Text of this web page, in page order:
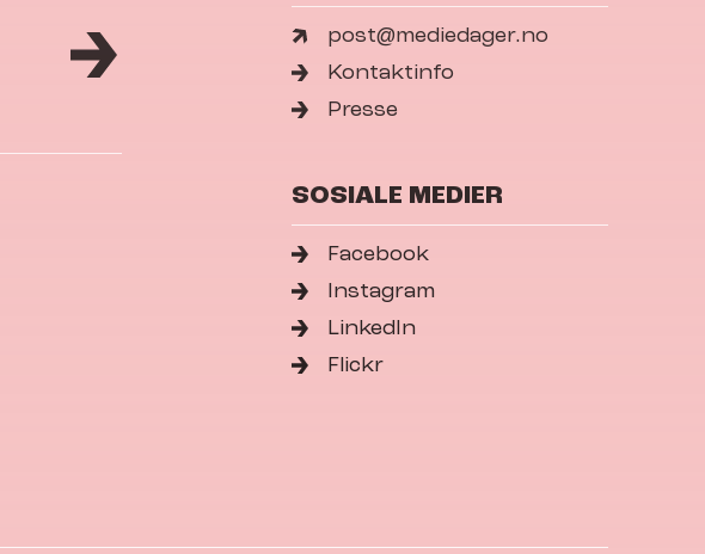
post@mediedager.no
Kontaktinfo
Presse
SOSIALE MEDIER
Facebook
Instagram
LinkedIn
Flickr